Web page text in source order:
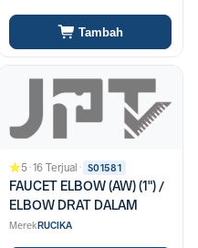
Tambah
5·16 Terjual· S01581
FAUCET ELBOW (AW) (1") /
ELBOW DRAT DALAM
MerekRUCIKA